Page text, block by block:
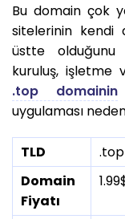
Bu domain çok
sitelerinin kendi
üstte
kuruluş, işletme
.top domainin
uygulaması
TLD
.top
Domain
Fiyatı